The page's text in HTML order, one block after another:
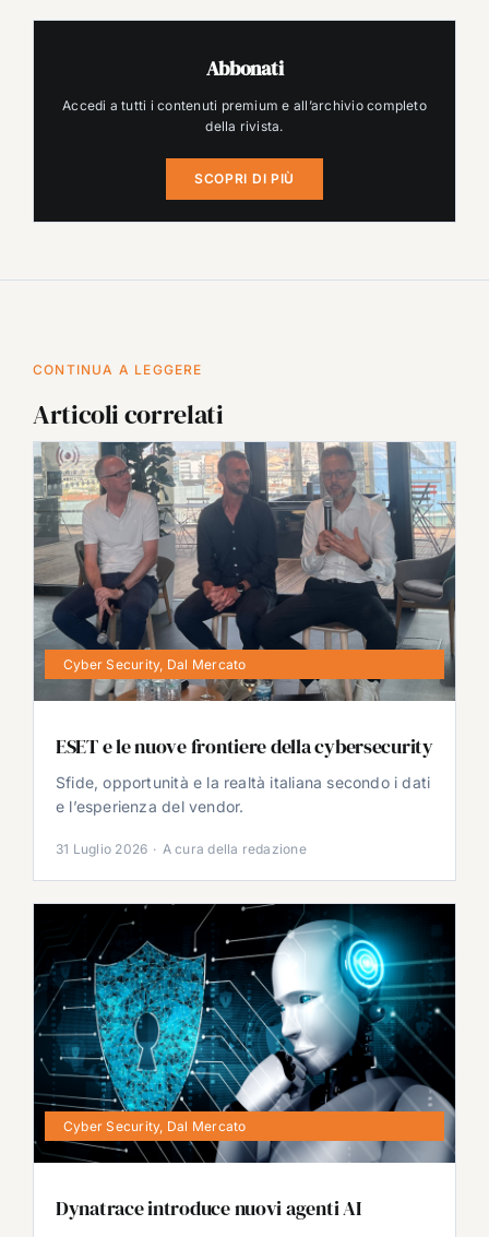
Abbonati
Accedi a tutti i contenuti premium e all’archivio completo
della rivista.
SCOPRI DI PIÙ
CONTINUA A LEGGERE
Articoli correlati
Cyber Security, Dal Mercato
ESET e le nuove frontiere della cybersecurity
Sfide, opportunità e la realtà italiana secondo i dati
e l’esperienza del vendor.
31 Luglio 2026 · A cura della redazione
Cyber Security, Dal Mercato
Dynatrace introduce nuovi agenti AI